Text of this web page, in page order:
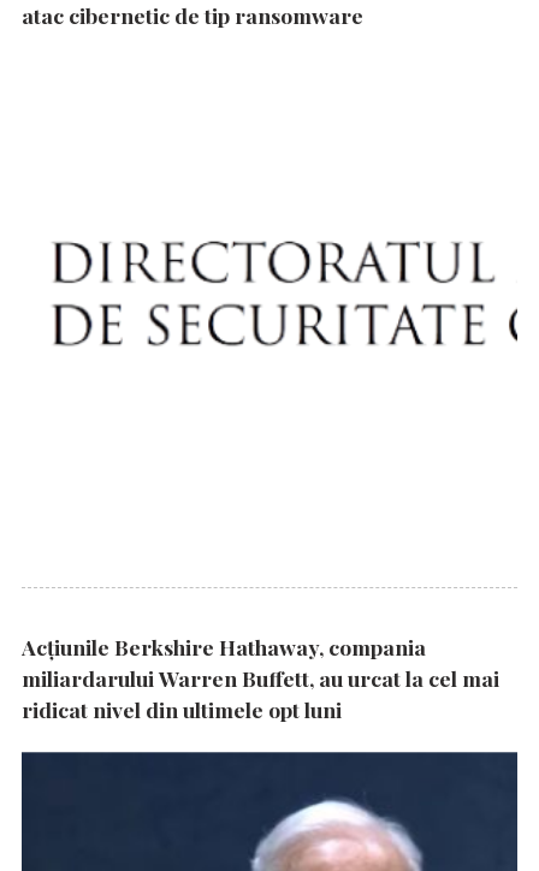
atac cibernetic de tip ransomware
Acțiunile Berkshire Hathaway, compania
miliardarului Warren Buffett, au urcat la cel mai
ridicat nivel din ultimele opt luni